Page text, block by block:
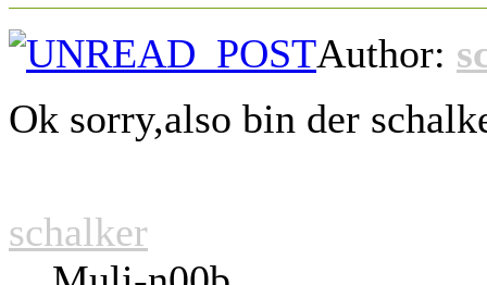
Author:
Ok sorry,also bin der
schalker